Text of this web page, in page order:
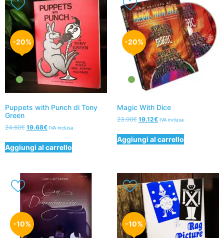
-20%
Puppets with Punch di Tony
Green
24.60€ 19.68€ IVA inclusa
Aggiungi al carrello
-20%
Magic With Dice
23.90€ 19.12€ IVA inclusa
Aggiungi al carrello
-10% -10%